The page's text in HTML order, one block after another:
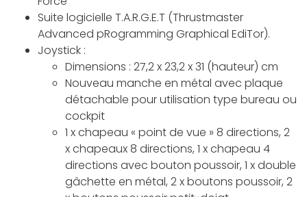
Suite logicielle T.A.R.G.E.T (Thrustmaster
Advanced pRogramming Graphical EdiTor).
Joystick :
Dimensions : 27,2 x 23,2 x 31 (hauteur) cm
Nouveau manche en métal avec plaque
détachable pour utilisation type bureau ou
cockpit
1 x chapeau « point de vue » 8 directions, 2
x chapeaux 8 directions, 1 x chapeau 4
directions avec bouton poussoir, 1 x double
gâchette en métal, 2 x boutons poussoir, 2